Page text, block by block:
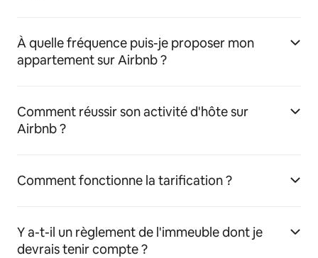
À quelle fréquence puis-je proposer mon
appartement sur Airbnb ?
Comment réussir son activité d'hôte sur
Airbnb ?
Comment fonctionne la tarification ?
Y a-t-il un règlement de l'immeuble dont je
devrais tenir compte ?